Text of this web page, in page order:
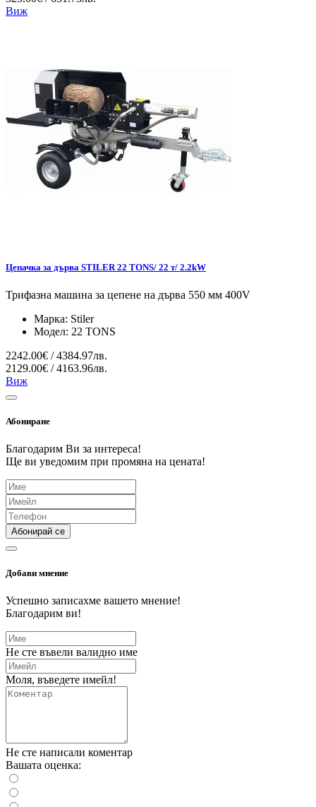
Виж
Цепачка за дърва STILER 22 TONS/ 22 т/ 2.2kW
Трифазна машина за цепене на дърва 550 мм 400V
Марка: Stiler
Модел: 22 TONS
2242.00€ / 4384.97лв.
2129.00€ / 4163.96лв.
Виж
Абониране
Благодарим Ви за интереса!
Ще ви уведомим при промяна на цената!
Абонирай се
Добави мнение
Успешно записахме вашето мнение!
Благодарим ви!
Не сте въвели валидно име
Моля, въведете имейл!
Не сте написали коментар
Вашата оценка: